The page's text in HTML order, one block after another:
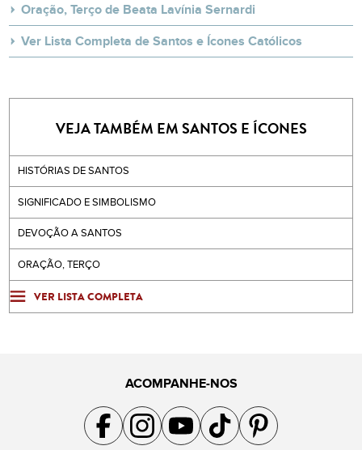
Oração, Terço de Beata Lavínia Sernardi
Ver Lista Completa de Santos e Ícones Católicos
VEJA TAMBÉM EM SANTOS E ÍCONES
HISTÓRIAS DE SANTOS
SIGNIFICADO E SIMBOLISMO
DEVOÇÃO A SANTOS
ORAÇÃO, TERÇO
VER LISTA COMPLETA
ACOMPANHE-NOS
Acompanhe a gente no Facebook
Acompanhe a gente no Instagram
Acompanhe a gente no YouTube
Acompanhe a gente no TikTok
Acompanhe a gente no